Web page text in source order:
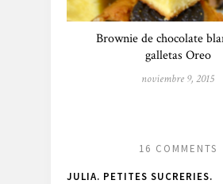
Brownie de chocolate
galletas Oreo
noviembre 9, 2015
16 COMMENTS
JULIA. PETITES SUCRERIES.